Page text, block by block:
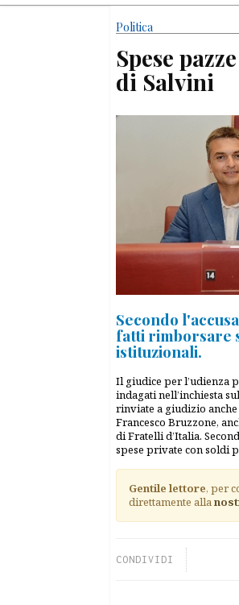
Politica
Spese
di Salvini
Secondo
fatti rimborsare
istituzionali.
Il giudice per l’udienza
indagati nell’inchiesta
rinviate a giudizio
Francesco Bruzzone,
di Fratelli d’Italia.
spese private con soldi
Gentile lettore, per
direttamente alla
CONDIVIDI